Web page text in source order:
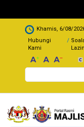
.
Khamis, 6/08/
Hubungi
Kami
Search